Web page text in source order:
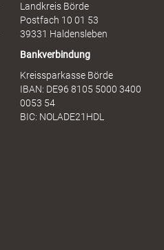
Landkreis Börde
Postfach 10 01 53
39331 Haldensleben
Bankverbindung
Kreissparkasse Börde
IBAN: DE96 8105 5000 3400
0053 54
BIC: NOLADE21HDL